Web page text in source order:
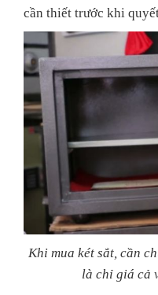
cần thiết trước khi
Khi mua két sắt, cần
là chỉ giá cả